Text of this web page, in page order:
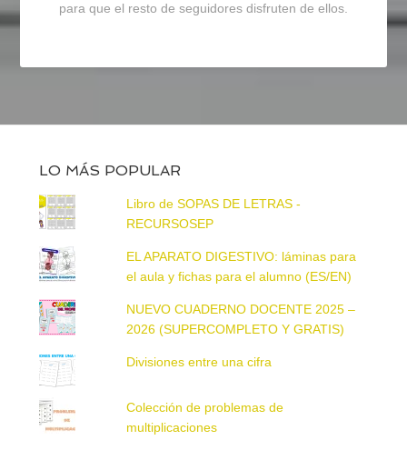
para que el resto de seguidores disfruten de ellos.
LO MÁS POPULAR
Libro de SOPAS DE LETRAS -
RECURSOSEP
EL APARATO DIGESTIVO: láminas para
el aula y fichas para el alumno (ES/EN)
NUEVO CUADERNO DOCENTE 2025 –
2026 (SUPERCOMPLETO Y GRATIS)
Divisiones entre una cifra
Colección de problemas de
multiplicaciones